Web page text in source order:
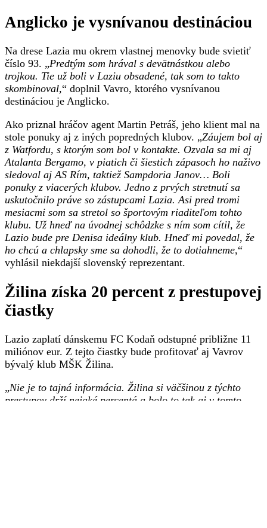
Anglicko je vysnívanou destináciou
Na drese Lazia mu okrem vlastnej menovky bude svietiť
číslo 93. „Predtým som hrával s devätnástkou alebo
trojkou. Tie už boli v Laziu obsadené, tak som to takto
skombinoval,“ doplnil Vavro, ktorého vysnívanou
destináciou je Anglicko.
Ako priznal hráčov agent Martin Petráš, jeho klient mal na
stole ponuky aj z iných popredných klubov. „Záujem bol aj
z Watfordu, s ktorým som bol v kontakte. Ozvala sa mi aj
Atalanta Bergamo, v piatich či šiestich zápasoch ho naživo
sledoval aj AS Rím, taktiež Sampdoria Janov… Boli
ponuky z viacerých klubov. Jedno z prvých stretnutí sa
uskutočnilo práve so zástupcami Lazia. Asi pred tromi
mesiacmi som sa stretol so športovým riaditeľom tohto
klubu. Už hneď na úvodnej schôdzke s ním som cítil, že
Lazio bude pre Denisa ideálny klub. Hneď mi povedal, že
ho chcú a chlapsky sme sa dohodli, že to dotiahneme,“
vyhlásil niekdajší slovenský reprezentant.
Žilina získa 20 percent z prestupovej
čiastky
Lazio zaplatí dánskemu FC Kodaň odstupné približne 11
miliónov eur. Z tejto čiastky bude profitovať aj Vavrov
bývalý klub MŠK Žilina.
„Nie je to tajná informácia. Žilina si väčšinou z týchto
prestupov drží nejaké percentá a bolo to tak aj v tomto